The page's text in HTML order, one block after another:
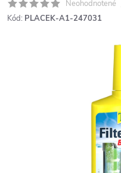
Neohodnotené
Kód: PLACEK-A1-247031